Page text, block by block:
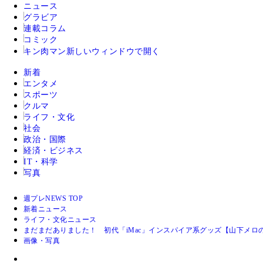
ニュース
グラビア
連載コラム
コミック
キン肉マン 新しいウィンドウで開く
新着
エンタメ
スポーツ
クルマ
ライフ・文化
社会
政治・国際
経済・ビジネス
IT・科学
写真
週プレNEWS TOP
新着ニュース
ライフ・文化ニュース
まだまだありました！ 初代「iMac」インスパイア系グッズ【山下メロ
画像・写真